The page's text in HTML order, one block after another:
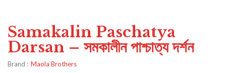
Samakalin Paschatya
Darsan – সমকালীন পাশ্চাত্য দর্শন
Brand : Maola Brothers